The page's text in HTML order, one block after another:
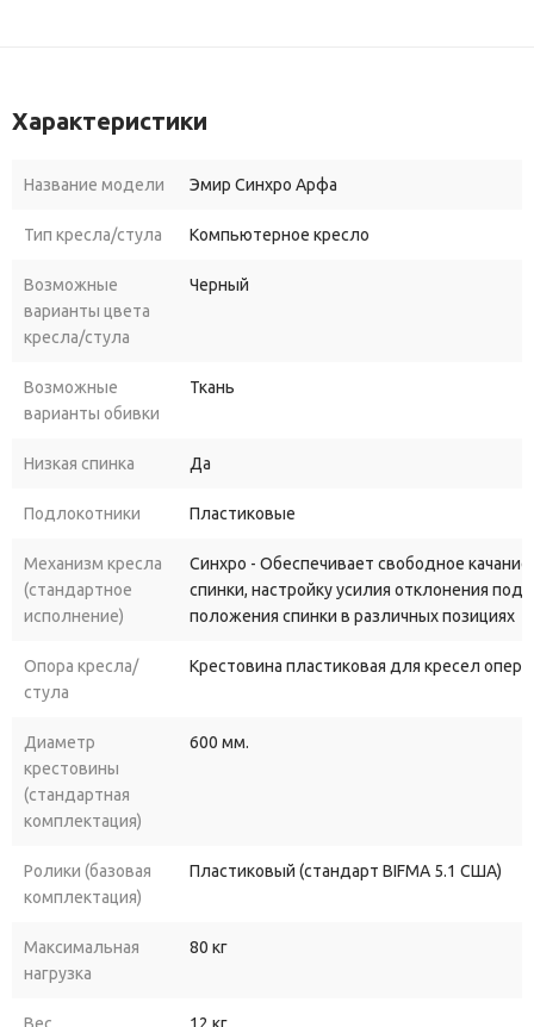
Характеристики
Название модели Эмир Синхро Арфа
Тип кресла/стула Компьютерное кресло
Возможные
варианты цвета
кресла/стула
Черный
Возможные
варианты обивки
Ткань
Низкая спинка Да
Подлокотники Пластиковые
Механизм кресла
(стандартное
исполнение)
Синхро - Обеспечивает свободное
спинки, настройку усилия отклонения
положения спинки в различных позициях
Опора кресла/
стула
Крестовина пластиковая для кресел
Диаметр
крестовины
(стандартная
комплектация)
600 мм.
Ролики (базовая
комплектация)
Пластиковый (стандарт BIFMA 5.1 США)
Максимальная
нагрузка
80 кг
Вес 12 кг